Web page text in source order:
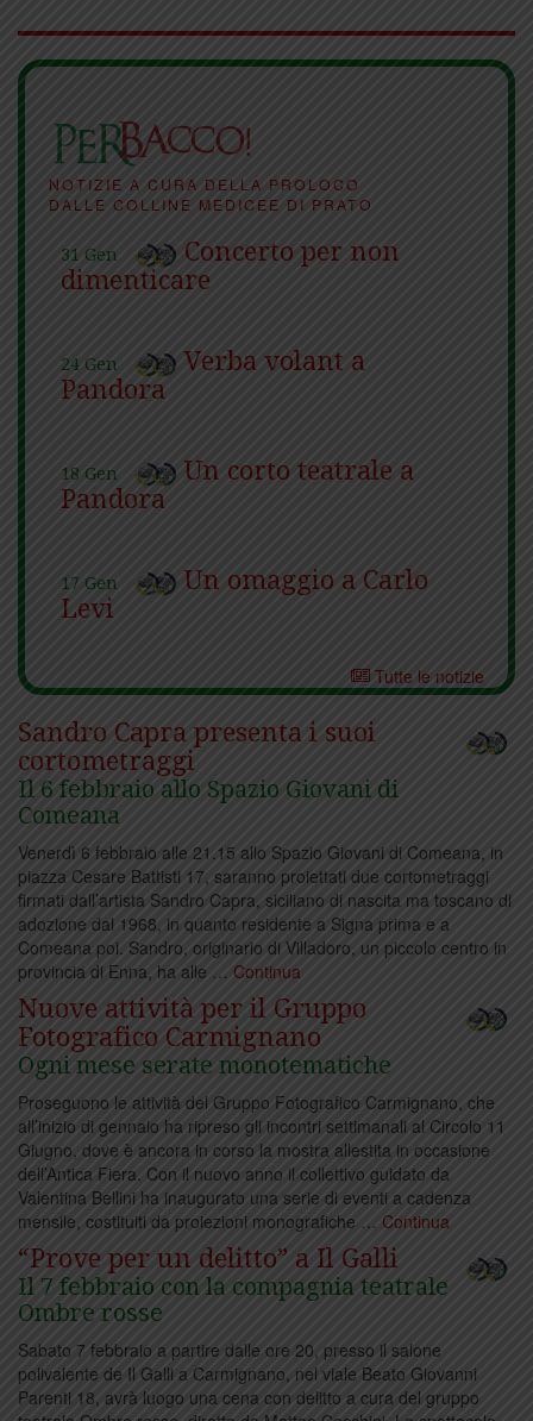
NOTIZIE A CURA DELLA PROLOCO
DALLE COLLINE MEDICEE DI PRATO
Concerto per non
dimenticare
Verba volant a
Pandora
Un corto teatrale a
Pandora
Un omaggio a Carlo
Levi
Spettacolo e letture con
le ombre
15 Gen
Notte bianca allo
Spazio Giovani
10 Gen
Un pirata di nome
Marco
31 Dic
A gennaio con gli
Etruschi
29 Dic
A gennaio a teatro con i
bambini
28 Dic
Concerto per organo e
coro ad Artimino
Cacchiani
Tutte le notizie
Sandro Capra presenta i suoi
cortometraggi
Il 6 febbraio allo Spazio Giovani di
Comeana
Venerdì 6 febbraio alle 21.15 allo Spazio Giovani di Comeana, in
piazza Cesare Battisti 17, saranno proiettati due cortometraggi
firmati dall’artista Sandro Capra, siciliano di nascita ma toscano di
adozione dal 1968, in quanto residente a Signa prima e a
Comeana poi. Sandro, originario di Villadoro, un piccolo centro in
provincia di Enna, ha alle … Continua
Nuove attività per il Gruppo
Fotografico Carmignano
Ogni mese serate monotematiche
Proseguono le attività del Gruppo Fotografico Carmignano, che
all’inizio di gennaio ha ripreso gli incontri settimanali al Circolo 11
Giugno, dove è ancora in corso la mostra allestita in occasione
dell’Antica Fiera. Con il nuovo anno il collettivo guidato da
Valentina Bellini ha inaugurato una serie di eventi a cadenza
mensile, costituiti da proiezioni monografiche … Continua
“Prove per un delitto” a Il Galli
Il 7 febbraio con la compagnia teatrale
Ombre rosse
Sabato 7 febbraio a partire dalle ore 20, presso il salone
polivalente de Il Galli a Carmignano, nel viale Beato Giovanni
Parenti 18, avrà luogo una cena con delitto a cura del gruppo